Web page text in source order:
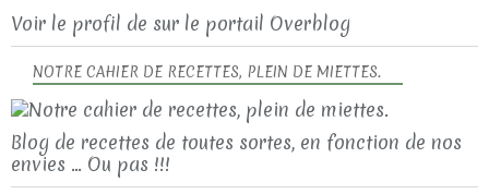
NOTRE CAHIER DE RECETTES, PLEIN DE MIETTES.
Blog de recettes de toutes sortes, en fonction de nos
envies ... Ou pas !!!
Voir le profil de sur le portail Overblog